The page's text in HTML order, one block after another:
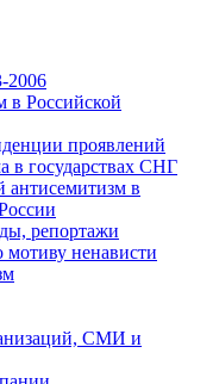
2006
в Российской
проявлений
в государствах СНГ
антисемитизм в
репортажи
мотиву ненависти
СМИ и